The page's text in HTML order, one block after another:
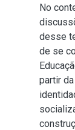
No
desse
de se
partir